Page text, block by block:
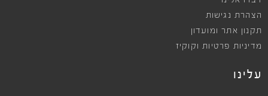
הצהרת נגישות
תקנון אתר ומועדון
מדיניות פרטיות וקוקיז
עלינו